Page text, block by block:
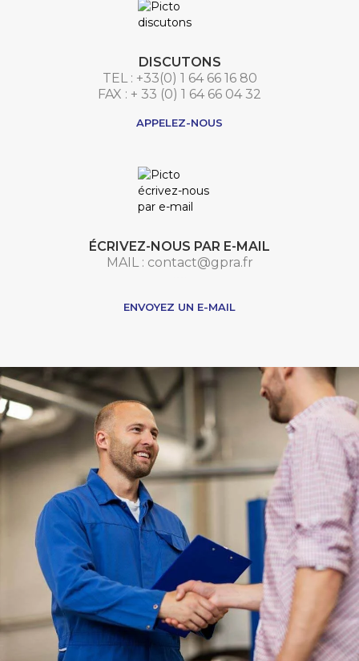
DISCUTONS
TEL : +33(0) 1 64 66 16 80
FAX : + 33 (0) 1 64 66 04 32
APPELEZ-NOUS
ÉCRIVEZ-NOUS PAR E-MAIL
MAIL : contact@gpra.fr
ENVOYEZ UN E-MAIL